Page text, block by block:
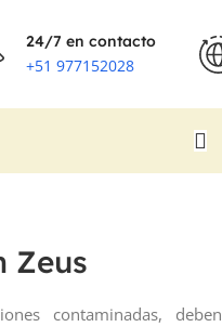
24/7 en contacto
+51 977152028
Zeus
contaminadas, deben